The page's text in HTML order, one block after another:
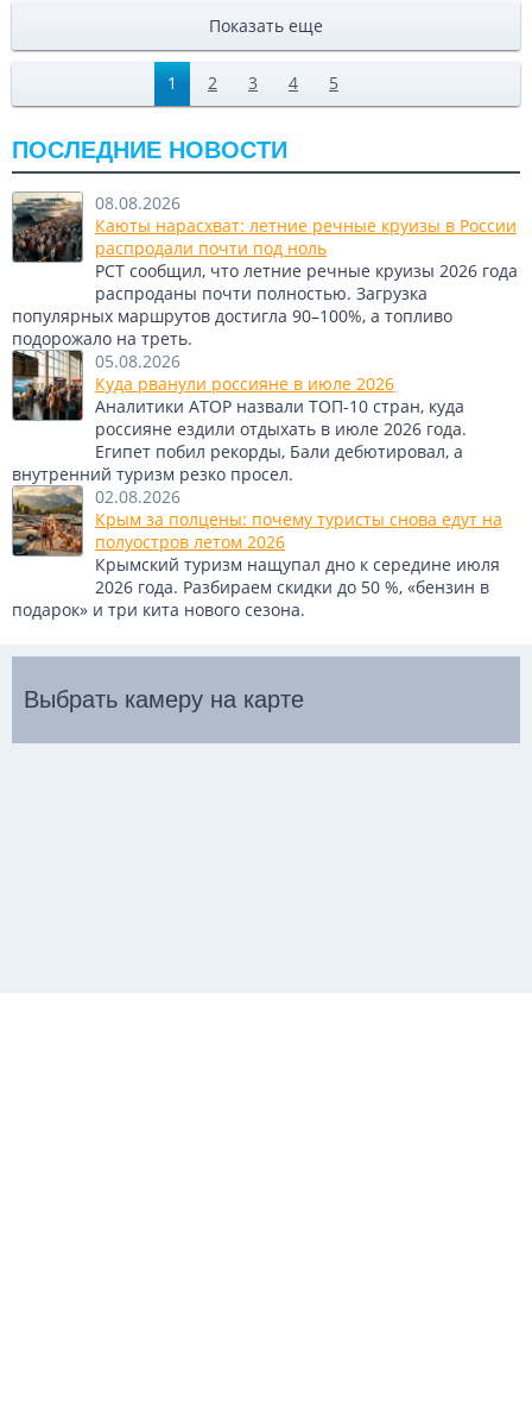
Показать еще
1 2 3 4 5
ПОСЛЕДНИЕ НОВОСТИ
08.08.2026
Каюты нарасхват: летние речные круизы в России
распродали почти под ноль
РСТ сообщил, что летние речные круизы 2026 года
распроданы почти полностью. Загрузка
популярных маршрутов достигла 90–100%, а топливо
подорожало на треть.
05.08.2026
Куда рванули россияне в июле 2026
Аналитики АТОР назвали ТОП-10 стран, куда
россияне ездили отдыхать в июле 2026 года.
Египет побил рекорды, Бали дебютировал, а
внутренний туризм резко просел.
02.08.2026
Крым за полцены: почему туристы снова едут на
полуостров летом 2026
Крымский туризм нащупал дно к середине июля
2026 года. Разбираем скидки до 50 %, «бензин в
подарок» и три кита нового сезона.
Выбрать камеру на карте